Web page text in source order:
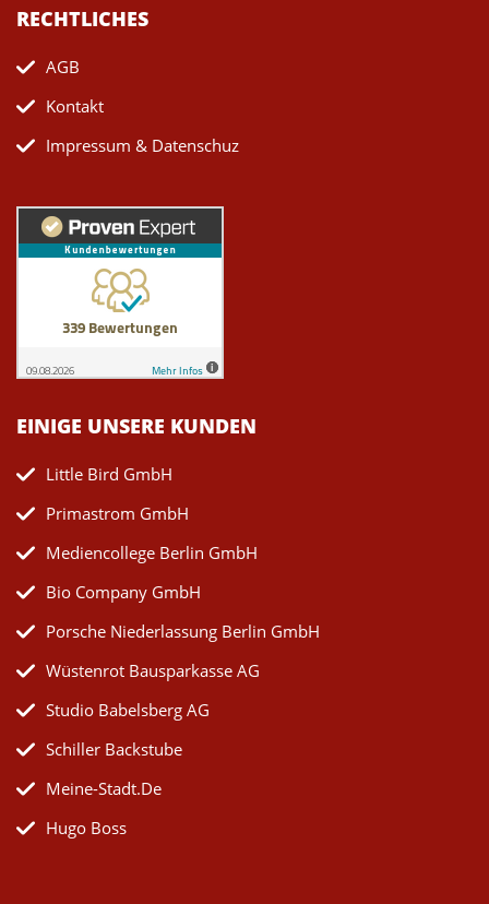
RECHTLICHES
AGB
Kontakt
Impressum & Datenschuz
EINIGE UNSERE KUNDEN
Little Bird GmbH
Primastrom GmbH
Mediencollege Berlin GmbH
Bio Company GmbH
Porsche Niederlassung Berlin GmbH
Wüstenrot Bausparkasse AG
Studio Babelsberg AG
Schiller Backstube
Meine-Stadt.de
Hugo Boss